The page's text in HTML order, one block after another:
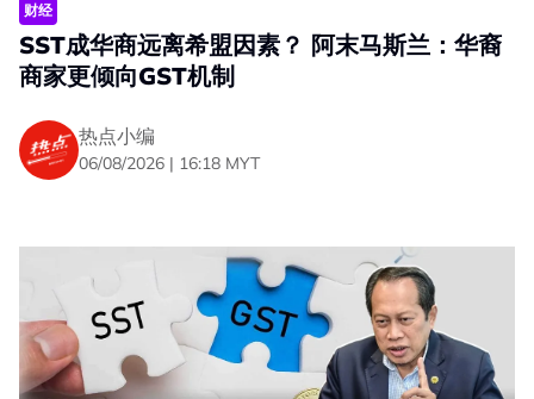
指国阵无需希盟也能胜选
“若无行动党，希盟国阵大选或可合作”
明了即使国阵没有与希盟合作，也能继续赢得选举。
不过，阿末马斯兰不排除国阵在第16届全国大选中与希盟
“如果希盟没有行动党，我们或许可以合作，但这件事不太
可能发生。”
柔森州选无重叠竞争议席获胜
“国阵国盟应合作攻甲州选”
财经
SST成华商远离希盟因素？ 阿末马斯兰：华裔
商家更倾向GST机制
热点小编
06/08/2026 | 16:18 MYT